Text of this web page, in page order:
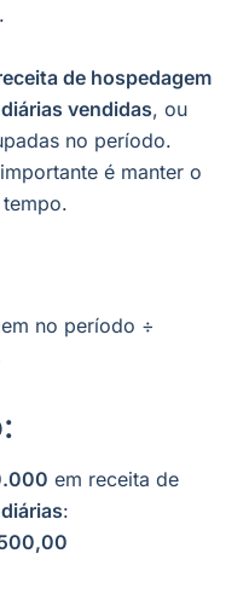
de hospedagem
vendidas, ou
no período.
é manter o
no período ÷
em receita de
: